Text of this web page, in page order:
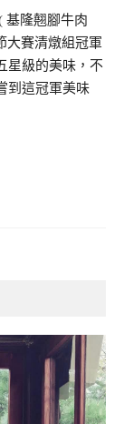
基隆翹腳牛肉
大賽清燉組冠軍
星級的美味，不
到這冠軍美味